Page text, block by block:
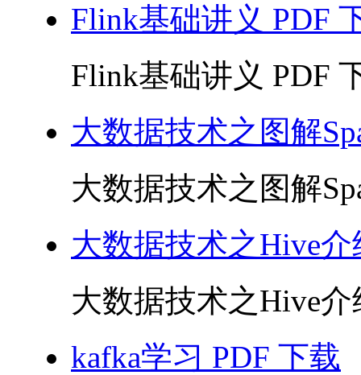
Flink基础讲义 PDF
Flink基础讲义 PDF
大数据技术之图解
大数据技术之图解
大数据技术之Hive
大数据技术之Hive
kafka学习 PDF 下载